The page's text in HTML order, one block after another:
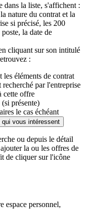
dans la liste, s'affichent :
nature du contrat et la
si précisé, les 200
la date de
cliquant sur son intitulé
:
les éléments de contrat
par l'entreprise
cette offre
présente)
le cas échéant
vous intéressent
ou depuis le détail
la ou les offres de
de cliquer sur l'icône
espace personnel,